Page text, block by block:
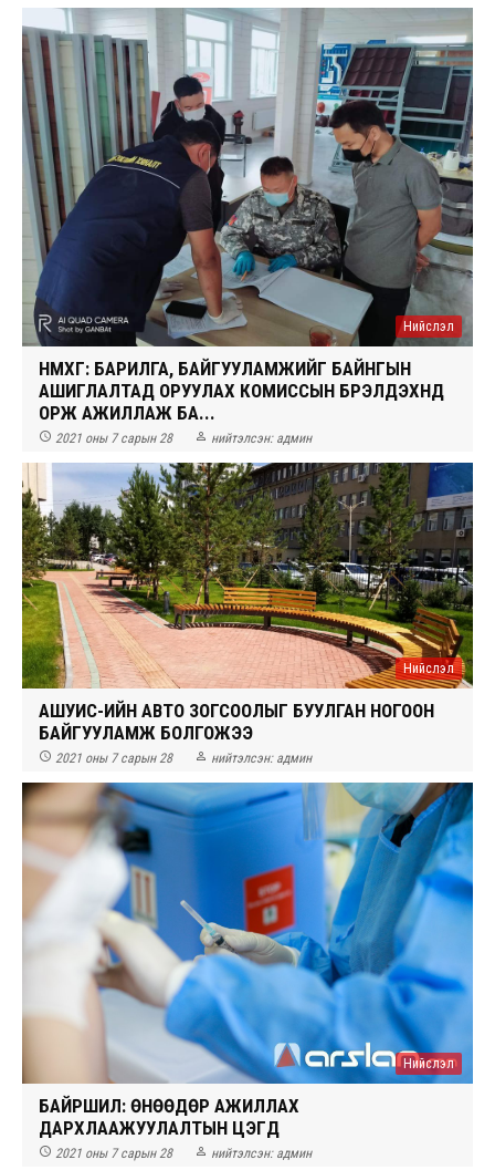
Нийслэл
НМХГ: БАРИЛГА, БАЙГУУЛАМЖИЙГ БАЙНГЫН
АШИГЛАЛТАД ОРУУЛАХ КОМИССЫН БҮРЭЛДЭХҮҮНД
ОРЖ АЖИЛЛАЖ БА...
 2021 оны 7 сарын 28  нийтэлсэн: админ
Нийслэл
АШУҮИС-ИЙН АВТО ЗОГСООЛЫГ БУУЛГАН НОГООН
БАЙГУУЛАМЖ БОЛГОЖЭЭ
 2021 оны 7 сарын 28  нийтэлсэн: админ
Нийслэл
БАЙРШИЛ: ӨНӨӨДӨР АЖИЛЛАХ
ДАРХЛААЖУУЛАЛТЫН ЦЭГҮҮД
 2021 оны 7 сарын 28  нийтэлсэн: админ